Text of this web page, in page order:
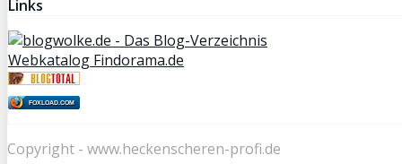
Links
Webkatalog Findorama.de
FOXLOAD.COM
Copyright - www.heckenscheren-profi.de